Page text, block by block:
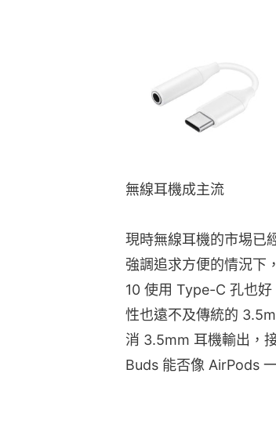
無線耳機成主流
現時無線耳機的市埸已
強調追求方便的情況下
10 使用 Type-C 孔也
性也遠不及傳統的
消 3.5mm 耳機輸出，
Buds 能否像 AirPods